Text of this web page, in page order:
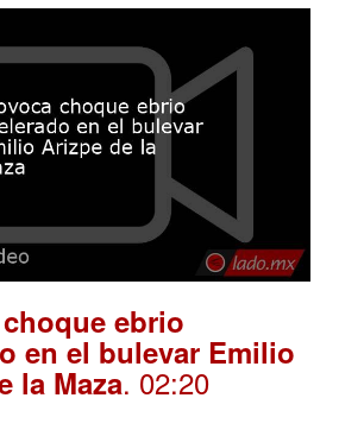
ebrio
en el bulevar Emilio
la Maza. 02:20